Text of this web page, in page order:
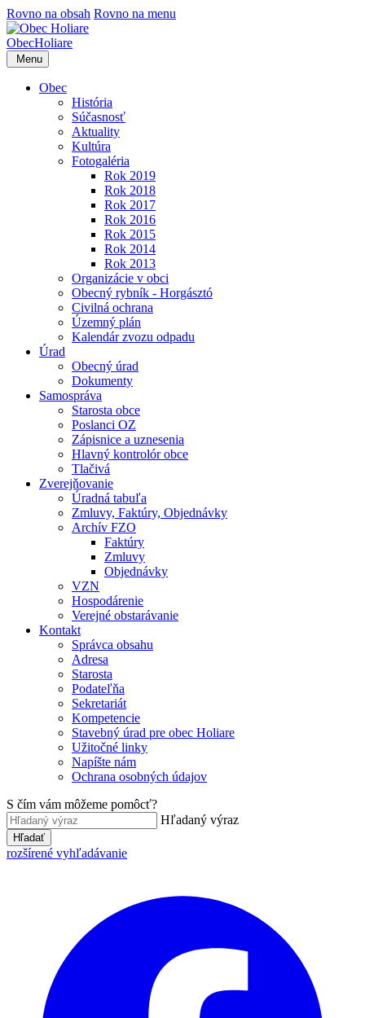
Rovno na obsah Rovno na menu
ObecHoliare
Menu
Obec
História
Súčasnosť
Aktuality
Kultúra
Fotogaléria
Rok 2019
Rok 2018
Rok 2017
Rok 2016
Rok 2015
Rok 2014
Rok 2013
Organizácie v obci
Obecný rybník - Horgásztó
Civilná ochrana
Územný plán
Kalendár zvozu odpadu
Úrad
Obecný úrad
Dokumenty
Samospráva
Starosta obce
Poslanci OZ
Zápisnice a uznesenia
Hlavný kontrolór obce
Tlačivá
Zverejňovanie
Úradná tabuľa
Zmluvy, Faktúry, Objednávky
Archív FZO
Faktúry
Zmluvy
Objednávky
VZN
Hospodárenie
Verejné obstarávanie
Kontakt
Správca obsahu
Adresa
Starosta
Podateľňa
Sekretariát
Kompetencie
Stavebný úrad pre obec Holiare
Užitočné linky
Napíšte nám
Ochrana osobných údajov
S čím vám môžeme pomôcť?
Hľadaný výraz
Hľadať
rozšírené vyhľadávanie